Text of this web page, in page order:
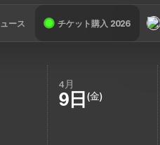
ース チケット購入 2026
4月
9日 (金)